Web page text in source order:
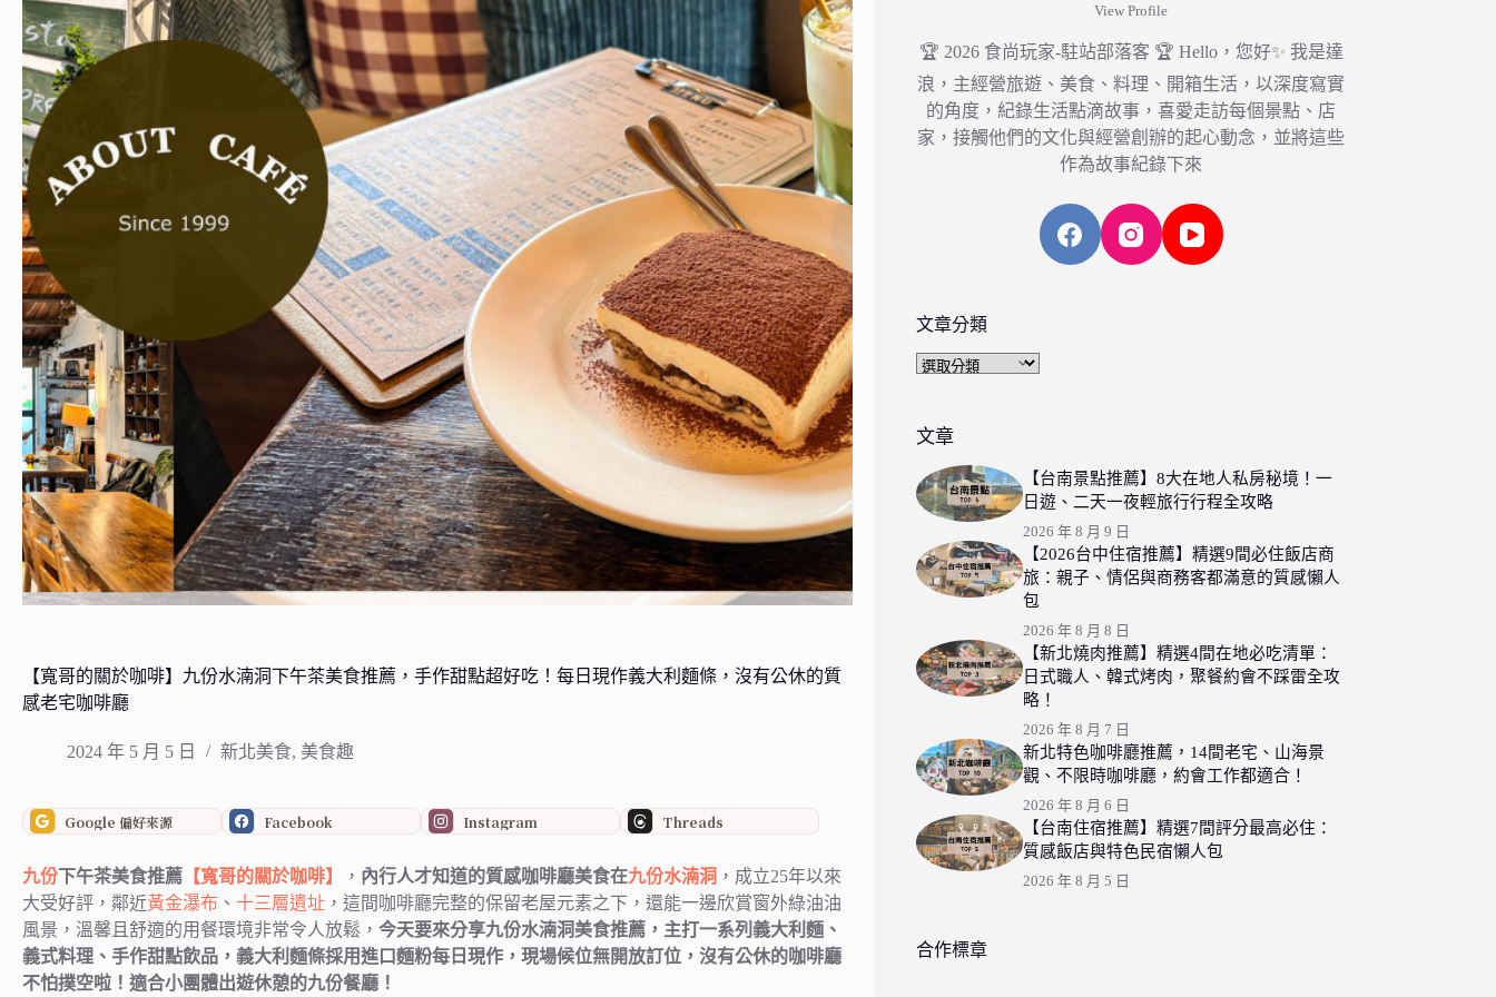
【寬哥的關於咖啡】九份水湳洞下午茶美食推薦，手作甜點超好吃！每日現作義大利麵條，沒有公休的質
感老宅咖啡廳
2024 年 5 月 5 日 新北美食, 美食趣
Google 偏好來源 Facebook Instagram Threads
九份下午茶美食推薦 【寬哥的關於咖啡】 ， 內行人才知道的質感咖啡廳美食在九份水湳洞 ，成立25年以來
大受好評，鄰近黃金瀑布 、 十三層遺址 ，這間咖啡廳完整的保留老屋元素之下，還能一邊欣賞窗外綠油油
風景，溫馨且舒適的用餐環境非常令人放鬆， 今天要來分享九份水湳洞美食推薦，主打一系列義大利麵、
義式料理、手作甜點飲品，義大利麵條採用進口麵粉每日現作，現場候位無開放訂位，沒有公休的咖啡廳
不怕撲空啦！適合小團體出遊休憩的九份餐廳！
View Profile
🏆 2026 食尚玩家-駐站部落客 🏆 Hello，您好✨ 我是達
浪，主經營旅遊、美食、料理、開箱生活，以深度寫實
的角度，紀錄生活點滴故事，喜愛走訪每個景點、店
家，接觸他們的文化與經營創辦的起心動念，並將這些
作為故事紀錄下來
文章分類
文
類
文章
【台南景點推薦】8大在地人私房秘境！一
日遊、二天一夜輕旅行行程全攻略
2026 年 8 月 9 日
【2026台中住宿推薦】精選9間必住飯店商
旅：親子、情侶與商務客都滿意的質感懶人
包
2026 年 8 月 8 日
【新北燒肉推薦】精選4間在地必吃清單：
日式職人、韓式烤肉，聚餐約會不踩雷全攻
略！
2026 年 8 月 7 日
新北特色咖啡廳推薦，14間老宅、山海景
觀、不限時咖啡廳，約會工作都適合！
2026 年 8 月 6 日
【台南住宿推薦】精選7間評分最高必住：
質感飯店與特色民宿懶人包
2026 年 8 月 5 日
合作標章